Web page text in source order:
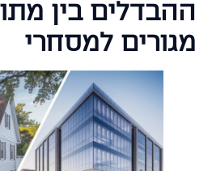
בין מתווך
למסחרי